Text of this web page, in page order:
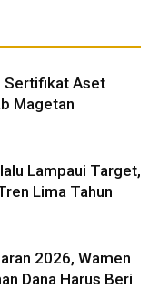
Sertifikat Aset
Magetan
Lampaui Target,
Lima Tahun
2026, Wamen
Dana Harus Beri